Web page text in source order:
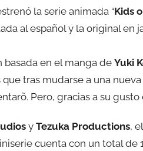
la serie animada “Kids
al español y la original en
basada en el manga de Yuki
tras mudarse a una
Pero, gracias a su
y Tezuka Productions,
cuenta con un total de